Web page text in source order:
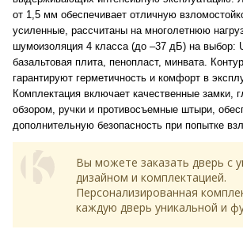
от 1,5 мм обеспечивает отличную
усиленные, рассчитаны на многолетнюю
шумоизоляция 4 класса (до –37 дБ) на выбор:
базальтовая плита, пенопласт, минвата.
гарантируют герметичность и комфорт в
Комплектация включает качественные замки,
обзором, ручки и противосъемные штыри,
дополнительную безопасность при попытке
Вы можете заказать дверь с
дизайном и комплектацией.
Персонализированная
каждую дверь уникальной и